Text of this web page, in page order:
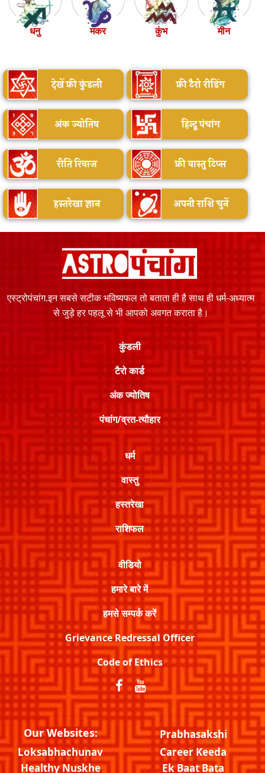
धनु मकर कुंभ मीन
देखें फ्री कुंडली फ्री टैरो रीडिंग
अंक ज्योतिष हिन्दू पंचांग
रीति रिवाज फ्री वास्तु टिप्स
हस्तरेखा ज्ञान अपनी राशि चुनें
एस्ट्रोपंचांग.इन सबसे सटीक भविष्यफल तो बताता ही है साथ ही धर्म-अध्यात्म
से जुड़े हर पहलू से भी आपको अवगत कराता है।
कुंडली
टैरो कार्ड
अंक ज्योतिष
पंचांग/व्रत-त्यौहार
धर्म
वास्तु
हस्तरेखा
राशिफल
वीडियो
हमारे बारे में
हमसे सम्पर्क करें
Grievance Redressal Officer
Code of Ethics
Our Websites:
Prabhasakshi
Loksabhachunav
Career Keeda
Healthy Nuskhe
Ek Baat Bata